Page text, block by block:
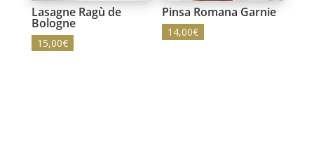
Lasagne Ragù de
Bologne
15,00€
Pinsa Romana Garnie
14,00€